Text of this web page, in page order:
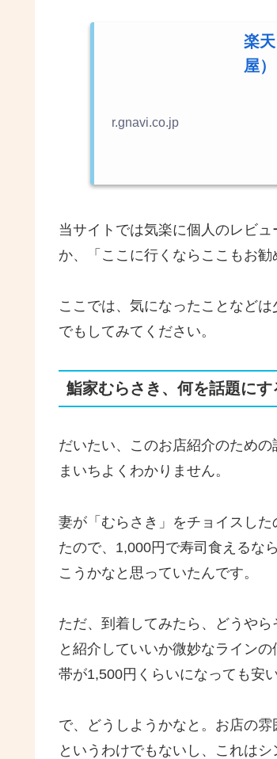
楽
屋）
r.gnavi.co.jp
当サイトでは気楽に個人のレビ
か、「ここに行くならここもお
ここでは、気になったことなど
でもしてみてください。
鮨家むらさき、何を話題にす
だいたい、このお店紹介のため
まいちよくわかりません。
妻が「むらさき」をチョイスし
たので、1,000円で寿司食えるな
こうかなと思っていたんです。
ただ、到着してみたら、どうや
と紹介していいか微妙なライン
帯が1,500円くらいになっても安
で、どうしようかなと。お店の
というわけでもないし、これは